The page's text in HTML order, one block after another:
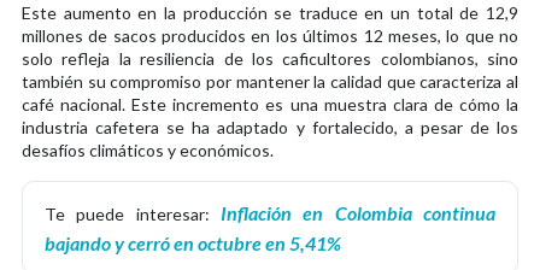
Este aumento en la producción se traduce en un total de 12,9
millones de sacos producidos en los últimos 12 meses, lo que no
solo refleja la resiliencia de los caficultores colombianos, sino
también su compromiso por mantener la calidad que caracteriza al
café nacional. Este incremento es una muestra clara de cómo la
industria cafetera se ha adaptado y fortalecido, a pesar de los
desafíos climáticos y económicos.
Te puede interesar: Inflación en Colombia continua
bajando y cerró en octubre en 5,41%